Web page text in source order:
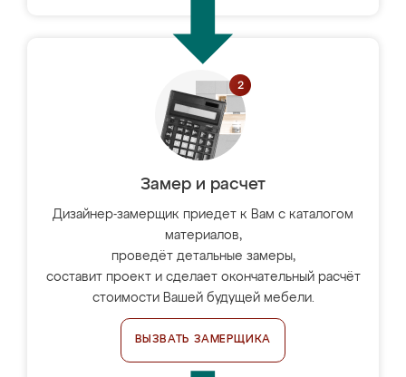
Замер и расчет
Дизайнер-замерщик приедет к Вам с каталогом
материалов,
проведёт детальные замеры,
составит проект и сделает окончательный расчёт
стоимости Вашей будущей мебели.
ВЫЗВАТЬ ЗАМЕРЩИКА